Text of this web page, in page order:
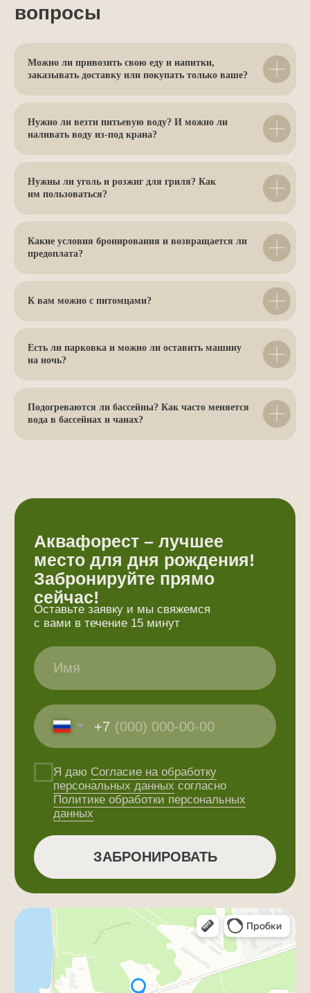
Можно ли привозить свою еду и напитки,
заказывать доставку или покупать только ваше?
Нужно ли везти питьевую воду? И можно ли
наливать воду из-под крана?
Нужны ли уголь и розжиг для гриля? Как
им пользоваться?
Какие условия бронирования и возвращается ли
предоплата?
К вам можно с питомцами?
Есть ли парковка и можно ли оставить машину
на ночь?
Подогреваются ли бассейны? Как часто меняется
вода в бассейнах и чанах?